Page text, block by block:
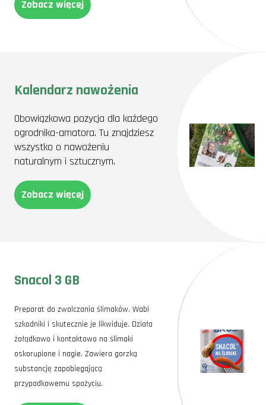
Zobacz więcej
Kalendarz nawożenia
Obowiązkowa pozycja dla każdego
ogrodnika-amatora. Tu znajdziesz
wszystko o nawożeniu
naturalnym i sztucznym.
Zobacz więcej
Snacol 3 GB
Preparat do zwalczania ślimaków. Wabi
szkodniki i skutecznie je likwiduje. Działa
żołądkowo i kontaktowo na ślimaki
oskorupione i nagie. Zawiera gorzką
substancję zapobiegającą
przypadkowemu spożyciu.